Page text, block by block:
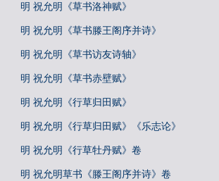
明 祝允明《草书洛神赋》
明 祝允明《草书滕王阁序并诗》
明 祝允明《草书访友诗轴》
明 祝允明《草书赤壁赋》
明 祝允明《行草归田赋》
明 祝允明《行草归田赋》《乐志论》
明 祝允明《行草牡丹赋》卷
明 祝允明草书《滕王阁序并诗》卷